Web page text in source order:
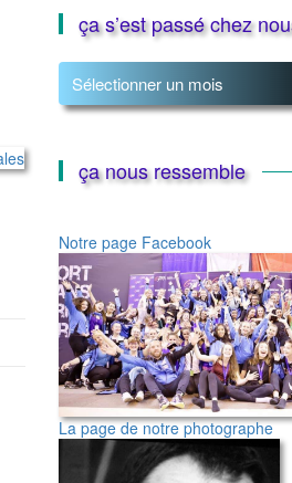
ça s’est passé chez
ça
s’est
passé
nousça nous ressemble
Notre page Facebook
La page de notre photographe